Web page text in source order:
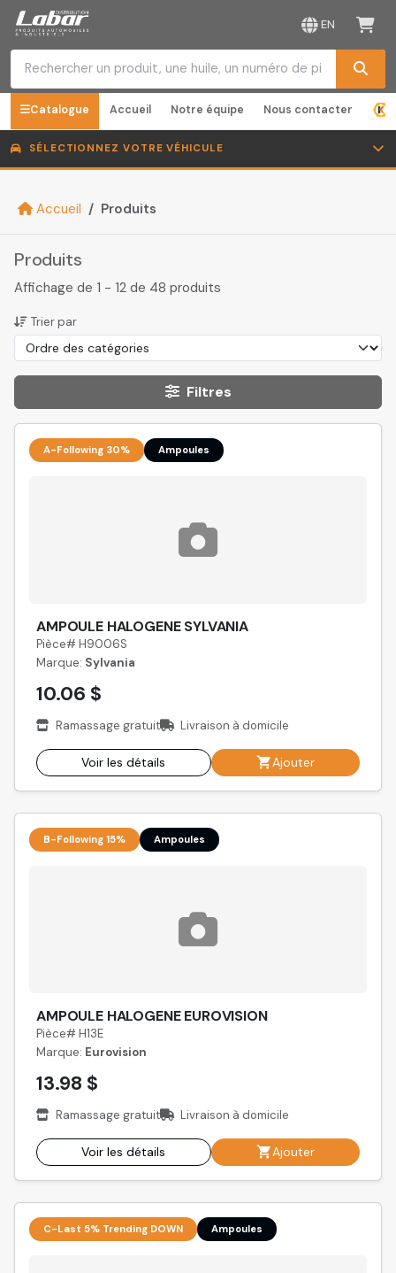
EN
Catalogue Accueil Notre équipe Nous contacter
SÉLECTIONNEZ VOTRE VÉHICULE
Accueil Produits
Produits
Affichage de 1 - 12 de 48 produits
Trier par
Filtres
A-Following 30% Ampoules
AMPOULE HALOGENE SYLVANIA
Pièce# H9006S
Marque: Sylvania
10.06 $
Ramassage gratuit Livraison à domicile
Voir les détails Ajouter
B-Following 15% Ampoules
AMPOULE HALOGENE EUROVISION
Pièce# H13E
Marque: Eurovision
13.98 $
Ramassage gratuit Livraison à domicile
Voir les détails Ajouter
C-Last 5% Trending DOWN Ampoules